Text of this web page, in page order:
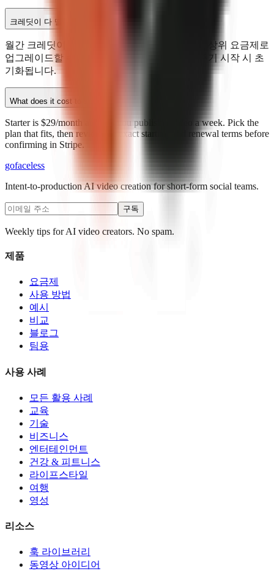
크레딧이 다 떨어지면 어떻게 되나요?
월간 크레딧이 소진되면 더 많은 크레딧을 위해 상위 요금제로
업그레이드할 수 있습니다. 크레딧은 매 청구 주기 시작 시 초
기화됩니다.
What does it cost to start?
Starter is $29/month and lets you publish a video a week. Pick the
plan that fits, then review the exact starting and renewal terms before
confirming in Stripe.
gofaceless
Intent-to-production AI video creation for short-form social teams.
구독
Weekly tips for AI video creators. No spam.
제품
요금제
사용 방법
예시
비교
블로그
팀용
사용 사례
모든 활용 사례
교육
기술
비즈니스
엔터테인먼트
건강 & 피트니스
라이프스타일
여행
영성
리소스
훅 라이브러리
동영상 아이디어